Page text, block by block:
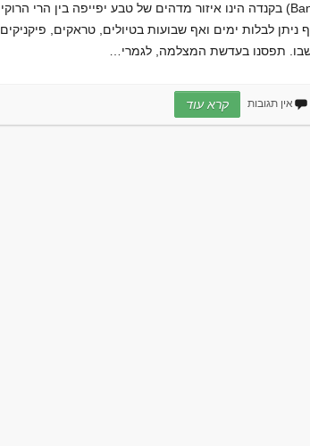
הפארק הלאומי באנף (Banff National Park) בקנדה הינו איזור מדהים של טבע יפייפה בין הרי הרוקי
לבלות ימים ואף שבועות בטיולים, טראקים, פיקניקים
שבו. תפסנו בעדשת המצלמה, לגמרי…
אין תגובות קרא עוד